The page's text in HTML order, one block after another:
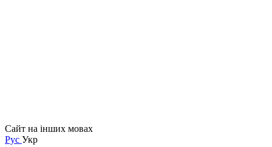
Сайт на інших мовах
Рус Укр